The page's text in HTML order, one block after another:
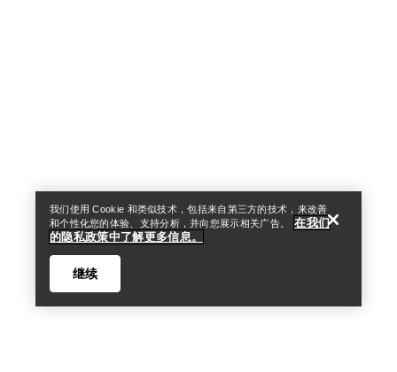
我们使用 Cookie 和类似技术，包括来自第三方的技术，来改善
和个性化您的体验、支持分析，并向您展示相关广告。
在我们
的隐私政策中了解更多信息。
继续